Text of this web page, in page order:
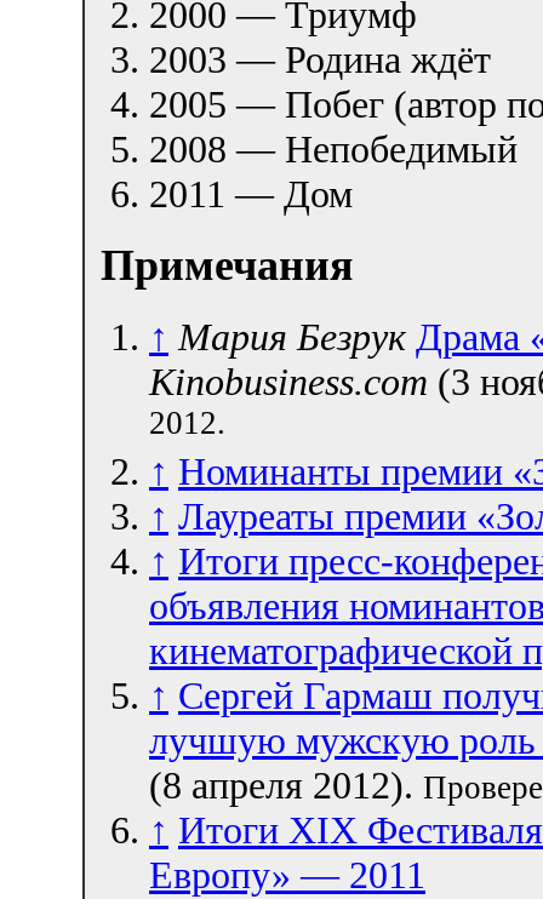
2000 — Триумф
2003 — Родина ждёт
2005 — Побег (автор
2008 — Непобедимый
2011 — Дом
Примечания
↑ Мария Безрук Драма
Kinobusiness.com (3
2012.
↑ Номинанты премии
↑ Лауреаты премии
↑ Итоги пресс-
объявления
↑ Сергей Гармаш
лучшую мужскую
(8 апреля 2012).
↑ Итоги ХIХ
Европу» — 2011